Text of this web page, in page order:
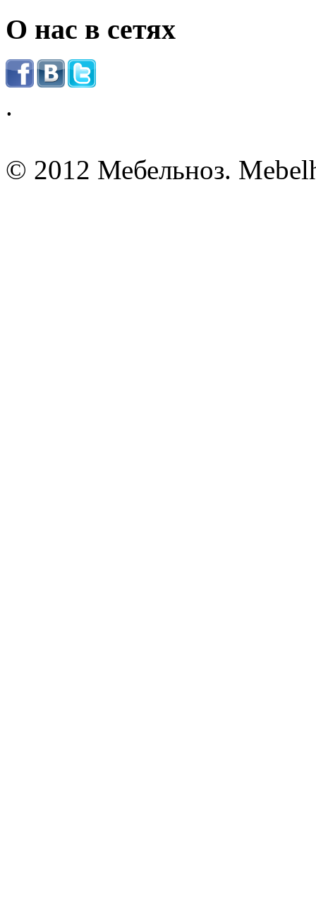
О нас в сетях
.
© 2012 Мебельноз.